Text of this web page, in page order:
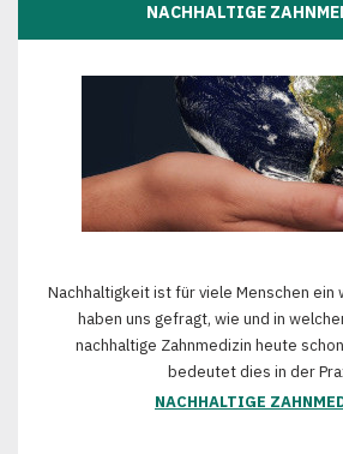
NACHHALTIGE
Nachhaltigkeit ist für viele Menschen ein
haben uns gefragt, wie und in
nachhaltige Zahnmedizin heute
bedeutet dies in der
NACHHALTIGE